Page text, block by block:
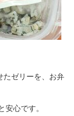
たゼリーを、お弁
心です。